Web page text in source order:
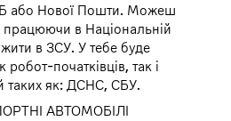
або Нової Пошти. Можеш
працюючи в Національній
в ЗСУ. У тебе буде
початківців, так і
таких як: ДСНС, СБУ.
АВТОМОБІЛІ